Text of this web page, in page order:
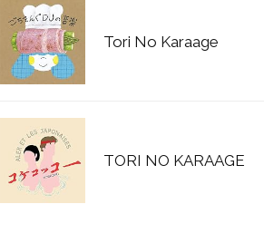
Tori No Karaage
TORI NO KARAAGE